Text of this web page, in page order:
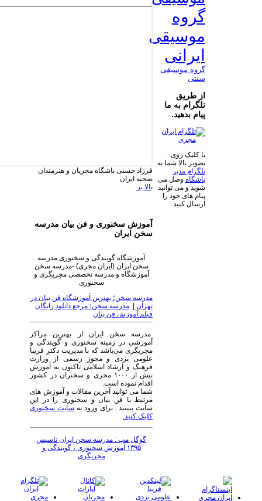
فرزاد حسنی باشگاه مجریان و هنرمندان
صحنه ایران
بالا بر
آموزش سخنوری و فن بیان مدرسه
سخن ایران
آموزشگاه گویندگی و سخنوری مدرسه
سخن ایران (ایران مجری) -مدرسه سخن
آموزشگاه و مدرسه تخصصی مجریگری و
سخنوری
مدرسه سخن؛ بهترین آموزشگاه فن بیان در
تهران
مدرسه سخن؛ مرجع دانلود رایگان
فیلم آموزش فن بیان
مدرسه سخن ایران از بهترین مراکز
آموزشی در زمینه سخنوری و گویندگی و
مجریگری می‌باشد که با مدیریت دکتر فریبا
علومی یزدی و مجوز رسمی از وزارت
فرهنگ و ارشاد اسلامی تاکنون به آموزش
بیش از ۱۰۰۰ مجری و سخنران در کشور
اقدام نموده است.
شما می توانید آخرین مقالات و آموزش های
مرتبط با فن بیان و سخنوری را در این
سایت ببینید . برای ورود به سایت سخنوری
کلیک کنید.
گوگل مپ : مدرسه سخن ایران تاسیس
۱۳۹۵ آموزش سخنوری ، گویندگی و
مجریگری
گروه
موسیقی
ایرانی
گروه موسیقی
سنتی
از طریق
تلگرام به ما
پیام بدهید.
با کلیک روی
تصویر بالا شما به
تلگرام مدیر
باشگاه وصل می
شوید و می توانید
پیام های خود را
ارسال کنید.